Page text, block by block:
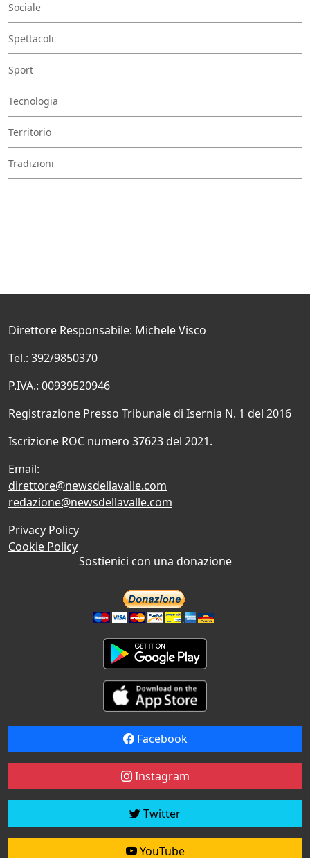
Sociale
Spettacoli
Sport
Tecnologia
Territorio
Tradizioni
Direttore Responsabile: Michele Visco
Tel.: 392/9850370
P.IVA.: 00939520946
Registrazione Presso Tribunale di Isernia N. 1 del 2016
Iscrizione ROC numero 37623 del 2021.
Email:
direttore@newsdellavalle.com
redazione@newsdellavalle.com
Privacy Policy
Cookie Policy
Sostienici con una donazione
Facebook
Instagram
Twitter
YouTube